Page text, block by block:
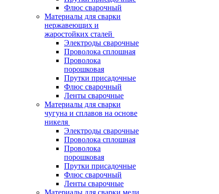
Флюс сварочный
Материалы для сварки
нержавеющих и
жаростойких сталей
Электроды сварочные
Проволока сплошная
Проволока
порошковая
Прутки присадочные
Флюс сварочный
Ленты сварочные
Материалы для сварки
чугуна и сплавов на основе
никеля
Электроды сварочные
Проволока сплошная
Проволока
порошковая
Прутки присадочные
Флюс сварочный
Ленты сварочные
Материалы для сварки меди